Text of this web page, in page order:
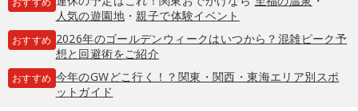
人気の遊園地・親子で体験イベント
おすすめ 2026年のゴールデンウィークはいつから？混雑ピーク予
想と回避術をご紹介
おすすめ 今年のGWどこ行く！？関東・関西・東海エリア別スポ
ットガイド